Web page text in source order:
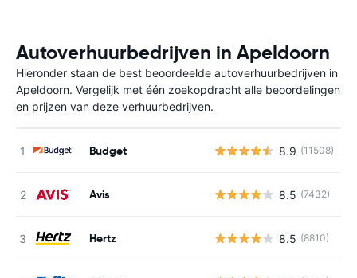
Autoverhuurbedrijven in Apeldoorn
Hieronder staan de best beoordeelde autoverhuurbedrijven in
Apeldoorn. Vergelijk met één zoekopdracht alle beoordelingen
en prijzen van deze verhuurbedrijven.
Budget 8.9 (11508)
Avis 8.5 (7432)
Hertz 8.5 (8810)